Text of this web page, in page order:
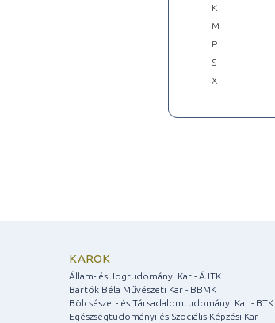
K
M
P
S
X
KAROK
Állam- és Jogtudományi Kar - ÁJTK
Bartók Béla Művészeti Kar - BBMK
Bölcsészet- és Társadalomtudományi Kar - BTK
Egészségtudományi és Szociális Képzési Kar -